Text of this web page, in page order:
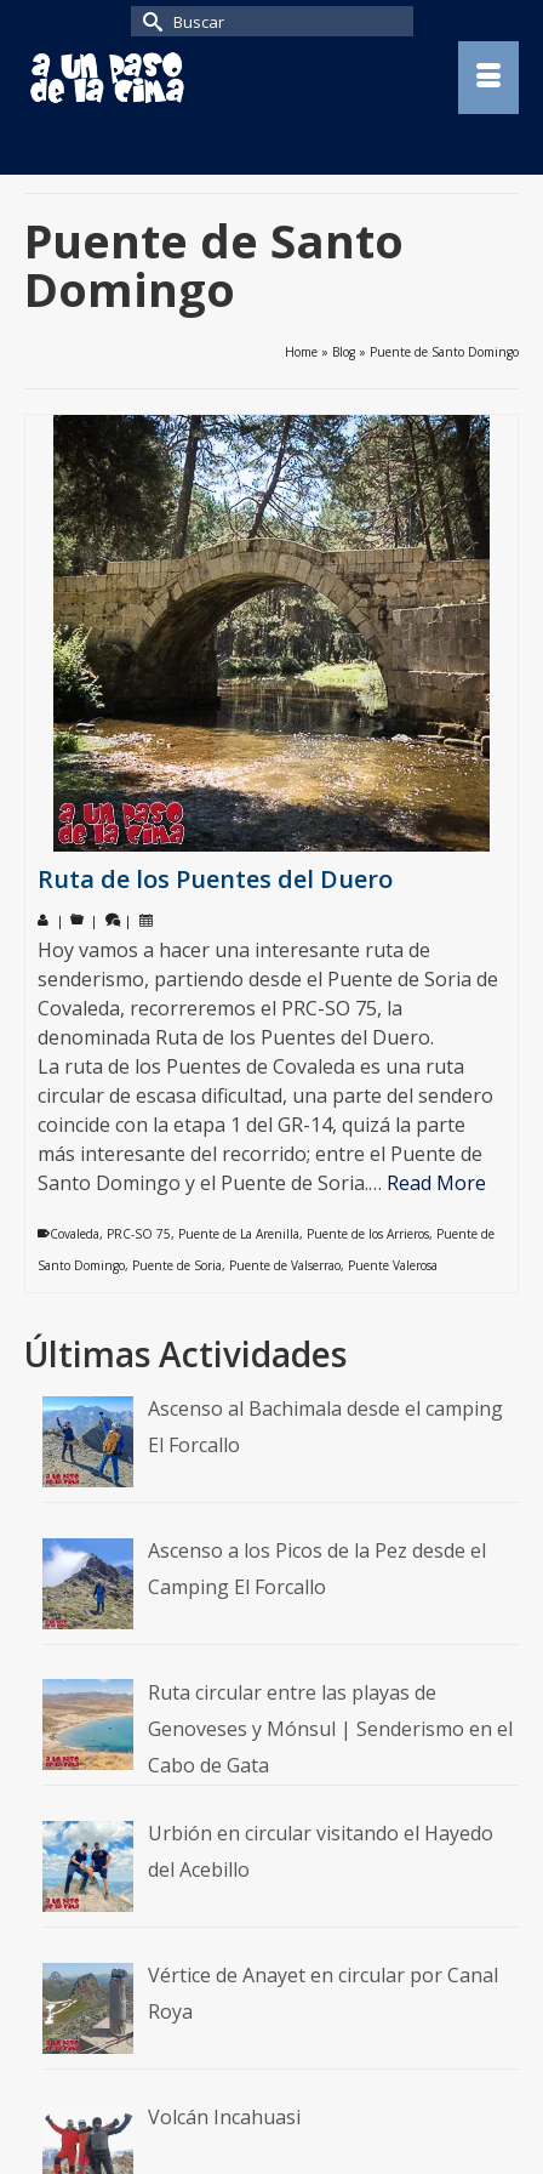
Buscar
por:
Puente de Santo
Domingo
Home » Blog » Puente de Santo Domingo
Ruta de los Puentes del Duero
| | |
Hoy vamos a hacer una interesante ruta de
senderismo, partiendo desde el Puente de Soria de
Covaleda, recorreremos el PRC-SO 75, la
denominada Ruta de los Puentes del Duero.
La ruta de los Puentes de Covaleda es una ruta
circular de escasa dificultad, una parte del sendero
coincide con la etapa 1 del GR-14, quizá la parte
más interesante del recorrido; entre el Puente de
Santo Domingo y el Puente de Soria.… Read More
Covaleda, PRC-SO 75, Puente de La Arenilla, Puente de los Arrieros, Puente de
Santo Domingo, Puente de Soria, Puente de Valserrao, Puente Valerosa
Últimas Actividades
Ascenso al Bachimala desde el camping
El Forcallo
Ascenso a los Picos de la Pez desde el
Camping El Forcallo
Ruta circular entre las playas de
Genoveses y Mónsul | Senderismo en el
Cabo de Gata
Urbión en circular visitando el Hayedo
del Acebillo
Vértice de Anayet en circular por Canal
Roya
Volcán Incahuasi